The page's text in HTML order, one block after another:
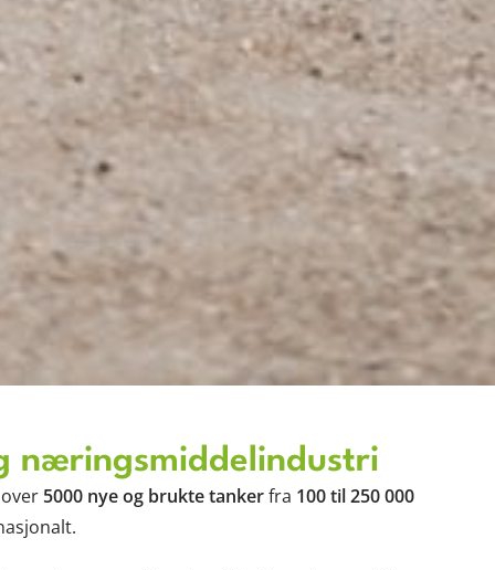
næringsmiddelindustri
5000 nye og brukte tankerfra 100 til 250000